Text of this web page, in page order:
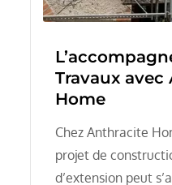
Travaux
Home
Chez Anthracite
projet de
d’extension peut